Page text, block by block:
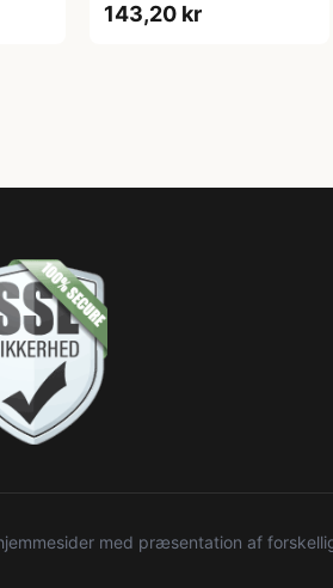
143,20 kr
med præsentation af